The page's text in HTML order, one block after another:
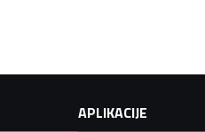
APLIKACIJE